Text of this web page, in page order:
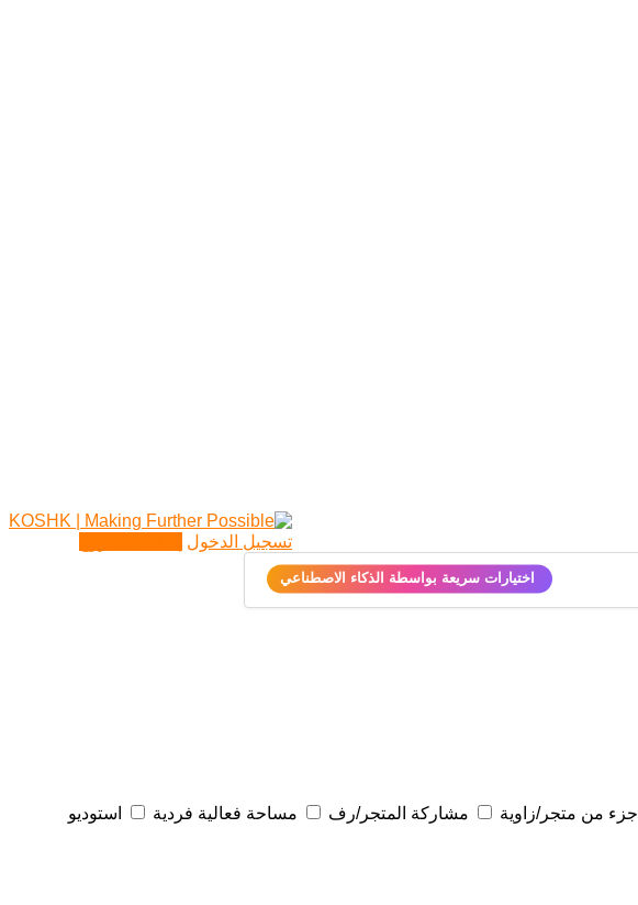
تسجيل الدخول
اختيارات سريعة بواسطة الذكاء الاصطناعي
جزء من متجر/زاوية مشاركة المتجر/رف مساحة فعالية فردية
استوديو